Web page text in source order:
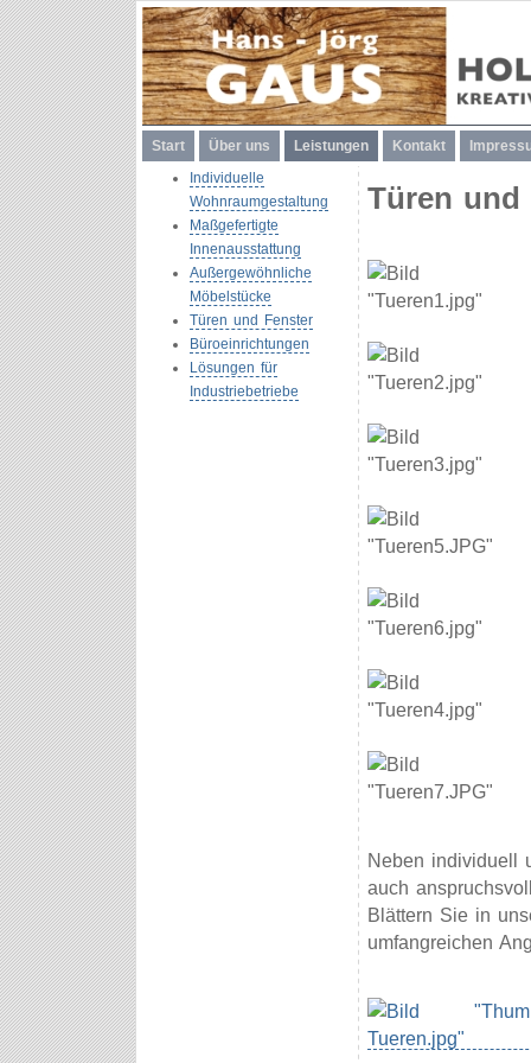
Start Über uns Leistungen Kontakt
Individuelle
Wohnraumgestaltung
Maßgefertigte
Innenausstattung
Außergewöhnliche
Möbelstücke
Türen und Fenster
Büroeinrichtungen
Lösungen für
Industriebetriebe
Türen und
Neben individuell
auch
Blättern Sie in
umfangreichen